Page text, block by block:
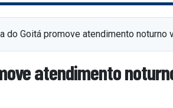
do Goitá promove atendimento
atendimento